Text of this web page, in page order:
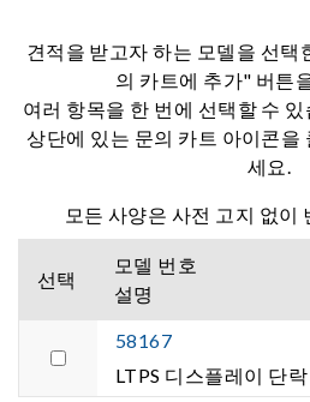
견적을 받고자 하는 모델을 선택
의 카트에 추가" 버튼
여러 항목을 한 번에 선택할 수
상단에 있는 문의 카트 아이콘을
세요.
모든 사양은 사전 고지 없이
선택
모델 번호
설명
58167
LTPS 디스플레이 단